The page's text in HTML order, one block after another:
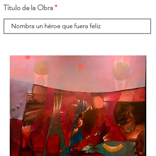
Título de la Obra